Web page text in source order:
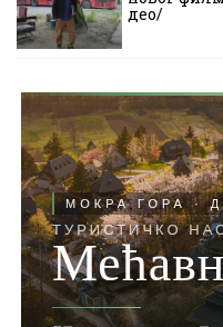
део/